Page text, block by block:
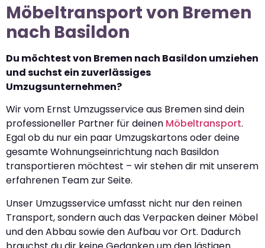
Möbeltransport von Bremen
nach Basildon
Du möchtest von Bremen nach Basildon umziehen
und suchst ein zuverlässiges
Umzugsunternehmen?
Wir vom Ernst Umzugsservice aus Bremen sind dein
professioneller Partner für deinen Möbeltransport.
Egal ob du nur ein paar Umzugskartons oder deine
gesamte Wohnungseinrichtung nach Basildon
transportieren möchtest – wir stehen dir mit unserem
erfahrenen Team zur Seite.
Unser Umzugsservice umfasst nicht nur den reinen
Transport, sondern auch das Verpacken deiner Möbel
und den Abbau sowie den Aufbau vor Ort. Dadurch